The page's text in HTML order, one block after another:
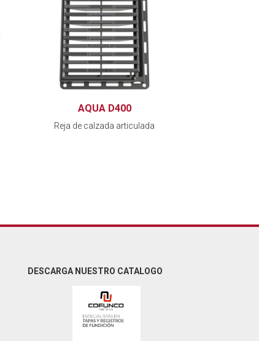
AQUA D400
Reja de calzada articulada
DESCARGA NUESTRO CATALOGO